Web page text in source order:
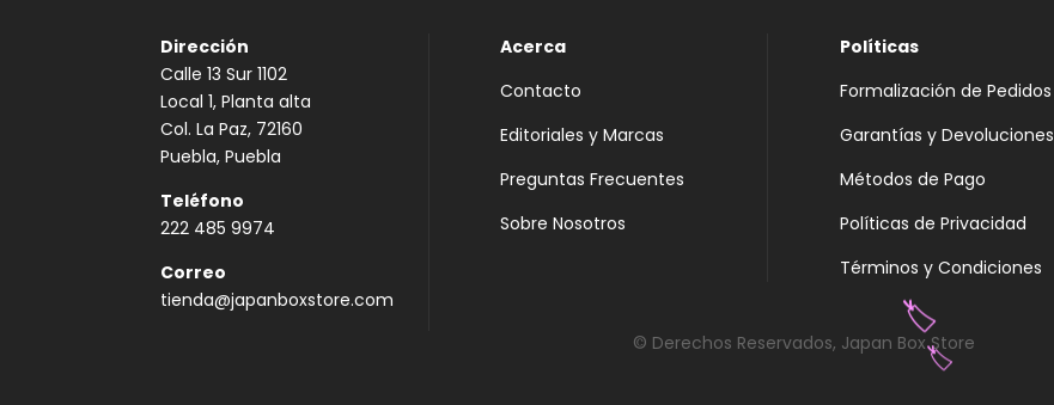
Dirección
Calle 13 Sur 1102
Local 1, Planta alta
Col. La Paz, 72160
Puebla, Puebla
Teléfono
222 485 9974
Correo
tienda@japanboxstore.com
Acerca
Contacto
Editoriales y Marcas
Preguntas Frecuentes
Sobre Nosotros
Políticas
Formalización de Pedidos
Garantías y Devoluciones
Métodos de Pago
Políticas de Privacidad
Términos y Condiciones
© Derechos Reservados, Japan Box Store
🏷️